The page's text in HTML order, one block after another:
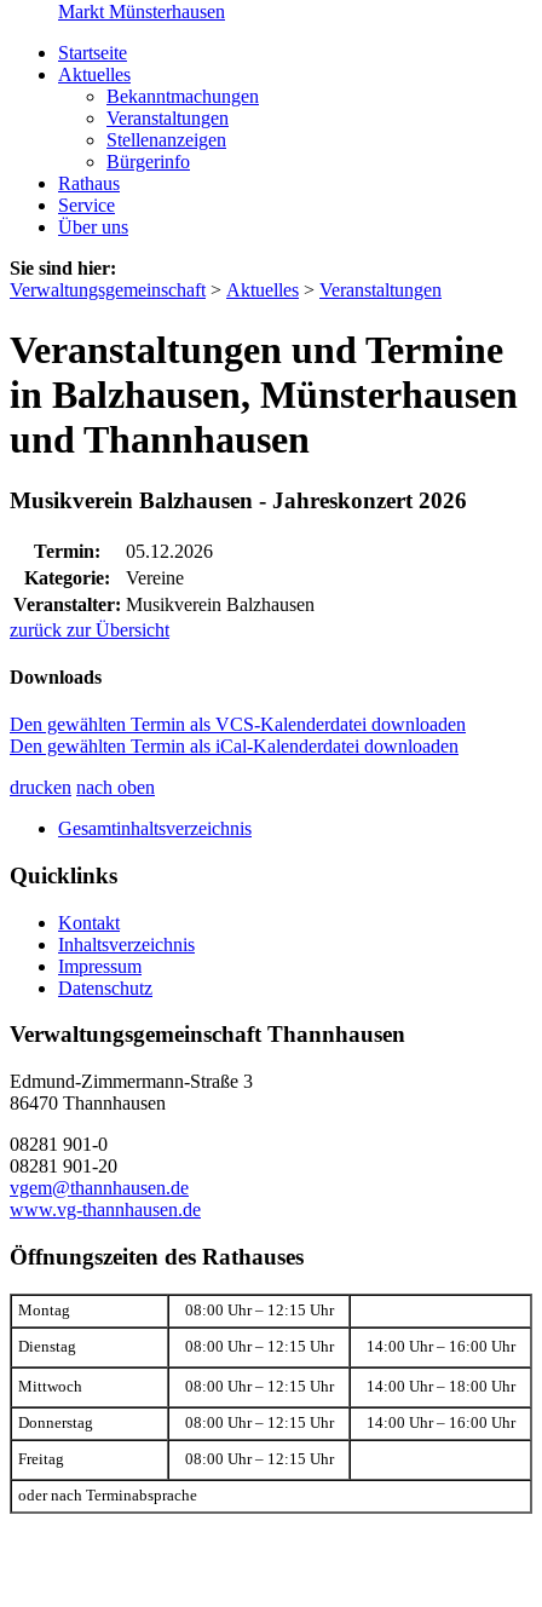
Markt Münsterhausen
Startseite
Aktuelles
Bekanntmachungen
Veranstaltungen
Stellenanzeigen
Bürgerinfo
Rathaus
Service
Über uns
Sie sind hier:
Verwaltungsgemeinschaft > Aktuelles > Veranstaltungen
Veranstaltungen und Termine
in Balzhausen, Münsterhausen
und Thannhausen
Musikverein Balzhausen - Jahreskonzert 2026
Termin:
05.12.2026
Kategorie:
Vereine
Veranstalter: Musikverein Balzhausen
zurück zur Übersicht
Downloads
Den gewählten Termin als VCS-Kalenderdatei downloaden
Den gewählten Termin als iCal-Kalenderdatei downloaden
drucken nach oben
Gesamtinhaltsverzeichnis
Quicklinks
Kontakt
Inhaltsverzeichnis
Impressum
Datenschutz
Verwaltungsgemeinschaft Thannhausen
Edmund-Zimmermann-Straße 3
86470 Thannhausen
08281 901-0
08281 901-20
vgem@thannhausen.de
www.vg-thannhausen.de
Öffnungszeiten des Rathauses
Montag 08:00 Uhr – 12:15 Uhr
Dienstag 08:00 Uhr – 12:15 Uhr 14:00 Uhr – 16:00 Uhr
Mittwoch 08:00 Uhr – 12:15 Uhr 14:00 Uhr – 18:00 Uhr
Donnerstag 08:00 Uhr – 12:15 Uhr 14:00 Uhr – 16:00 Uhr
Freitag 08:00 Uhr – 12:15 Uhr
oder nach Terminabsprache